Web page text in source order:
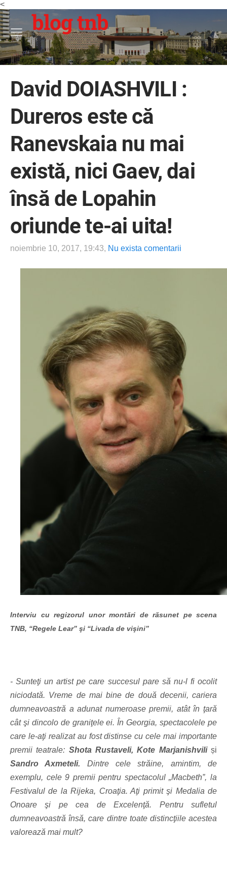
<
blog tnb
David DOIASHVILI :
Dureros este că
Ranevskaia nu mai
există, nici Gaev, dai
însă de Lopahin
oriunde te-ai uita!
noiembrie 10, 2017, 19:43, Nu exista comentarii
Interviu cu regizorul unor montări de răsunet pe scena
TNB, “Regele Lear” şi “Livada de vişini”
- Sunteţi un artist pe care succesul pare să nu-l fi ocolit
niciodată. Vreme de mai bine de două decenii, cariera
dumneavoastră a adunat numeroase premii, atât în ţară
cât şi dincolo de graniţele ei. În Georgia, spectacolele pe
care le-aţi realizat au fost distinse cu cele mai importante
premii teatrale: Shota Rustaveli, Kote Marjanishviliși
Sandro Axmeteli.
Dintre cele străine, amintim, de
exemplu, cele 9 premii pentru spectacolul „Macbeth”, la
Festivalul de la Rijeka, Croaţia. Aţi primit şi Medalia de
Onoare şi pe cea de Excelenţă. Pentru sufletul
dumneavoastră însă, care dintre toate distincţiile acestea
valorează mai mult?